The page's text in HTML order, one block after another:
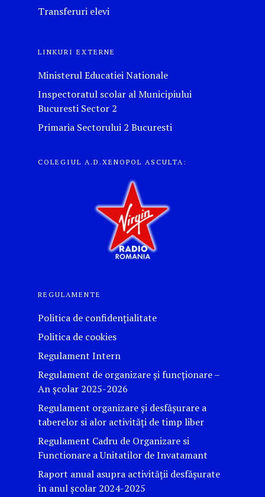
Transferuri elevi
LINKURI EXTERNE
Ministerul Educatiei Nationale
Inspectoratul scolar al Municipiului
Bucuresti Sector 2
Primaria Sectorului 2 Bucuresti
COLEGIUL A.D.XENOPOL ASCULTA:
REGULAMENTE
Politica de confidențialitate
Politica de cookies
Regulament Intern
Regulament de organizare și funcționare –
An școlar 2025-2026
Regulament organizare și desfășurare a
taberelor si alor activităţi de timp liber
Regulament Cadru de Organizare si
Functionare a Unitatilor de Invatamant
Raport anual asupra activității desfășurate
în anul școlar 2024-2025